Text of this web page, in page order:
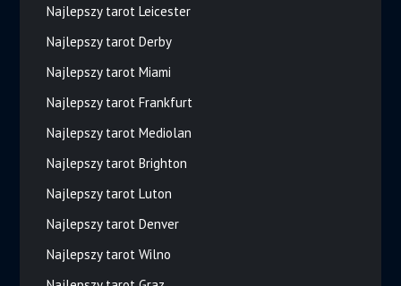
Najlepszy tarot Leicester
Najlepszy tarot Derby
Najlepszy tarot Miami
Najlepszy tarot Frankfurt
Najlepszy tarot Mediolan
Najlepszy tarot Brighton
Najlepszy tarot Luton
Najlepszy tarot Denver
Najlepszy tarot Wilno